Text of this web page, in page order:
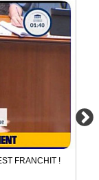
FRANCHIT !